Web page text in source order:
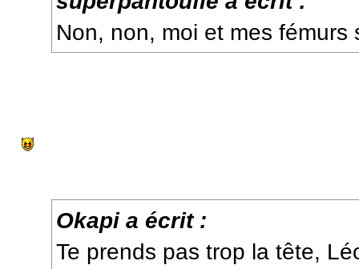
Non, non, moi et mes
Okapi a écrit :
Te prends pas trop la tête,